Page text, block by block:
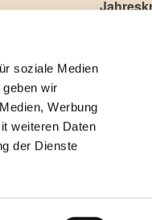
soziale Medien
wir
Werbung
weiteren Daten
der Dienste
Login